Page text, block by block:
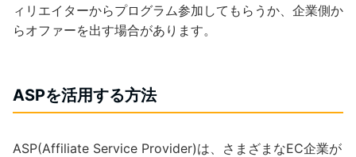
ィリエイターからプログラム参加してもらうか、企業側か
らオファーを出す場合があります。
ASPを活用する方法
ASP(Affiliate Service Provider)は、さまざまなEC企業が